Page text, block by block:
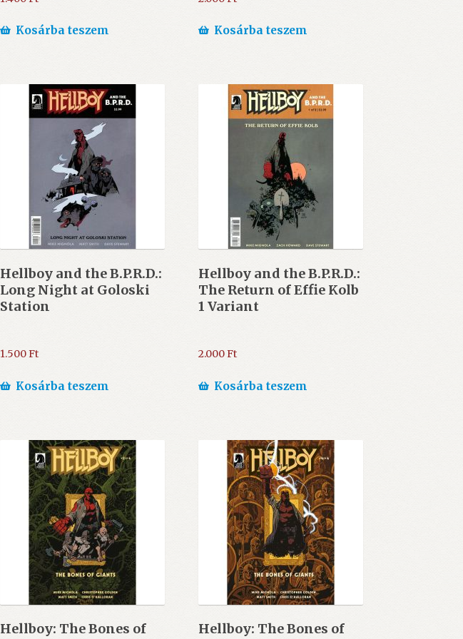
Kosárba teszem Kosárba teszem
Hellboy and the B.P.R.D.:
Long Night at Goloski
Station
1.500Ft
Kosárba teszem
Hellboy and the B.P.R.D.:
The Return of Effie Kolb
1 Variant
2.000Ft
Kosárba teszem
Hellboy: The Bones of
Hellboy: The Bones of